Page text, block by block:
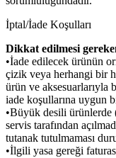
İptal/İade Koşulları
Dikkat edilmesi
•İade edilecek ürünün
çizik veya herhangi bir
ürün ve
iade koşullarına uygun
•Büyük desili ürünlerde
servis tarafından
tutanak tutulmaması
•İlgili yasa gereği